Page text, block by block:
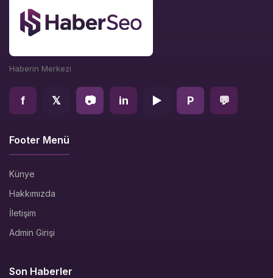
Haberin Merkezi
f 𝕏 📷 in ▶ P 💬
Footer Menü
Künye
Hakkımızda
İletişim
Admin Girişi
Son Haberler